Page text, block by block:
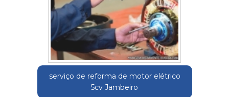
serviço de reforma de motor elétrico
5cv Jambeiro